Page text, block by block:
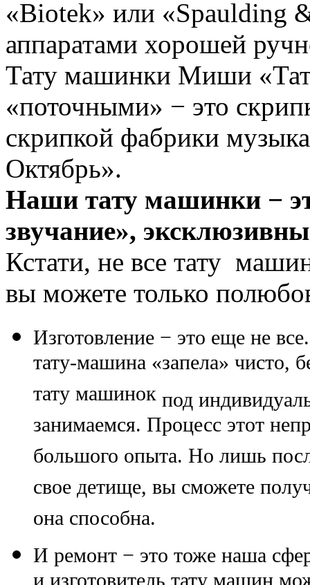
«Biotek» или «Spaulding
аппаратами хорошей
Тату машинки Миши
«поточными» − это
скрипкой фабрики
Октябрь».
Наши тату машинки −
звучание»,
Кстати, не все тату
вы можете только
Изготовление − это еще не
тату-машина «запела» чисто,
тату машинок под
занимаемся. Процесс этот
большого опыта. Но лишь
свое детище, вы сможете
она способна.
И ремонт − это тоже наша